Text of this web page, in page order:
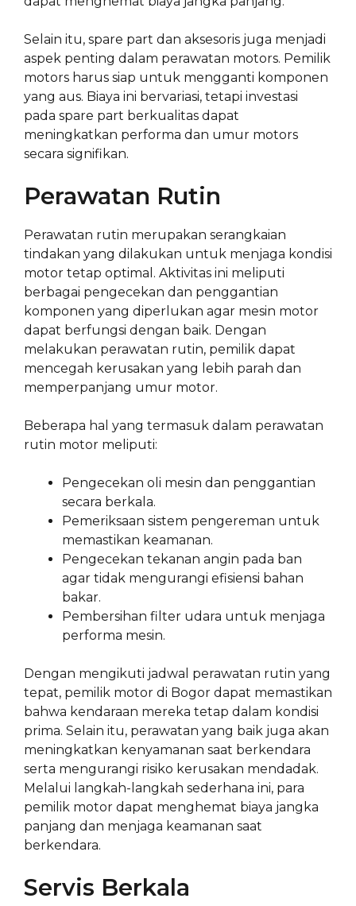
Selain itu, spare part dan aksesoris juga menjadi
aspek penting dalam perawatan motors. Pemilik
motors harus siap untuk mengganti komponen
yang aus. Biaya ini bervariasi, tetapi investasi
pada spare part berkualitas dapat
meningkatkan performa dan umur motors
secara signifikan.
Perawatan Rutin
Perawatan rutin merupakan serangkaian
tindakan yang dilakukan untuk menjaga kondisi
motor tetap optimal. Aktivitas ini meliputi
berbagai pengecekan dan penggantian
komponen yang diperlukan agar mesin motor
dapat berfungsi dengan baik. Dengan
melakukan perawatan rutin, pemilik dapat
mencegah kerusakan yang lebih parah dan
memperpanjang umur motor.
Beberapa hal yang termasuk dalam perawatan
rutin motor meliputi:
Pengecekan oli mesin dan penggantian
secara berkala.
Pemeriksaan sistem pengereman untuk
memastikan keamanan.
Pengecekan tekanan angin pada ban
agar tidak mengurangi efisiensi bahan
bakar.
Pembersihan filter udara untuk menjaga
performa mesin.
Dengan mengikuti jadwal perawatan rutin yang
tepat, pemilik motor di Bogor dapat memastikan
bahwa kendaraan mereka tetap dalam kondisi
prima. Selain itu, perawatan yang baik juga akan
meningkatkan kenyamanan saat berkendara
serta mengurangi risiko kerusakan mendadak.
Melalui langkah-langkah sederhana ini, para
pemilik motor dapat menghemat biaya jangka
panjang dan menjaga keamanan saat
berkendara.
Servis Berkala